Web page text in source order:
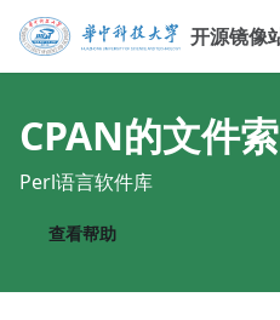
开源镜像
CPAN的文件
Perl语言软件库
查看帮助